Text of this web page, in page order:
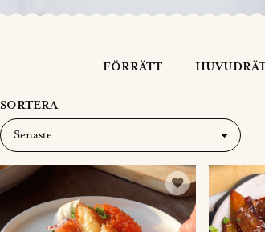
FÖRRÄTT
SORTERA